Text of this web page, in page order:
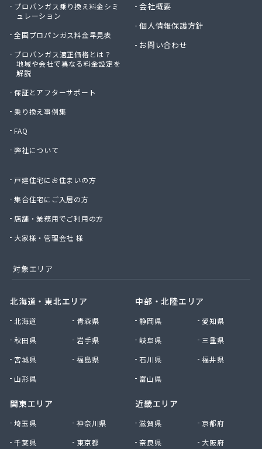
プロパンガス乗り換え料金シミ
ュレーション
全国プロパンガス料金早見表
プロパンガス適正価格とは？
地域や会社で異なる料金設定を
解説
保証とアフターサポート
乗り換え事例集
FAQ
弊社について
戸建住宅にお住まいの方
集合住宅にご入居の方
店舗・業務用でご利用の方
大家様・管理会社 様
会社概要
個人情報保護方針
お問い合わせ
対象エリア
北海道・東北エリア
北海道
青森県
秋田県
岩手県
宮城県
福島県
山形県
関東エリア
埼玉県
神奈川県
千葉県
東京都
中部・北陸エリア
静岡県
愛知県
岐阜県
三重県
石川県
福井県
富山県
近畿エリア
滋賀県
京都府
奈良県
大阪府